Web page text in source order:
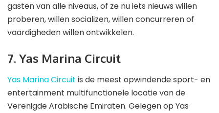
gasten van alle niveaus, of ze nu iets nieuws willen
proberen, willen socializen, willen concurreren of
vaardigheden willen ontwikkelen.
7. Yas Marina Circuit
Yas Marina Circuit is de meest opwindende sport- en
entertainment multifunctionele locatie van de
Verenigde Arabische Emiraten. Gelegen op Yas